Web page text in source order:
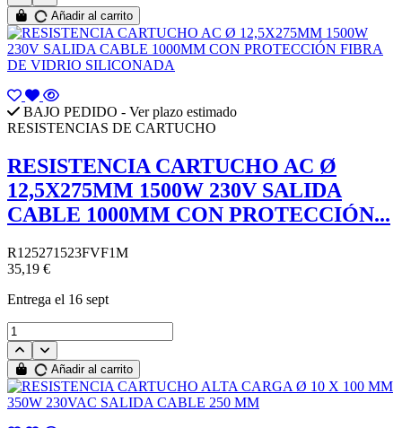
Añadir al carrito
BAJO PEDIDO - Ver plazo estimado
RESISTENCIAS DE CARTUCHO
RESISTENCIA CARTUCHO AC Ø
12,5X275MM 1500W 230V SALIDA
CABLE 1000MM CON PROTECCIÓN...
R125271523FVF1M
35,19 €
Entrega el 16 sept
Añadir al carrito